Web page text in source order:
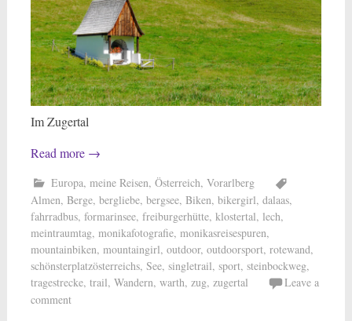
Im Zugertal
Read more →
Europa, meine Reisen, Österreich, Vorarlberg
Almen, Berge, bergliebe, bergsee, Biken, bikergirl, dalaas,
fahrradbus, formarinsee, freiburgerhütte, klostertal, lech,
meintraumtag, monikafotografie, monikasreisespuren,
mountainbiken, mountaingirl, outdoor, outdoorsport, rotewand,
schönsterplatzösterreichs, See, singletrail, sport, steinbockweg,
tragestrecke, trail, Wandern, warth, zug, zugertal
Leave a
comment